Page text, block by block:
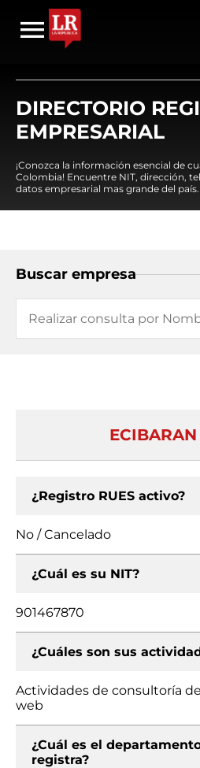
DIRECTORIO
EMPRESARIAL
¡Conozca la información esencial de
Colombia! Encuentre NIT, dirección,
datos empresarial mas grande del país.
Buscar empresa
¿Registro RUES activo?
No / Cancelado
¿Cuál es su NIT?
901467870
¿Cuáles son sus
Actividades de consultoría
web
¿Cuál es el
registra?